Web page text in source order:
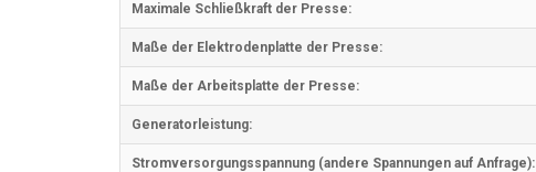
Maximale Schließkraft der Presse:
Maße der Elektrodenplatte der Presse:
Maße der Arbeitsplatte der Presse:
Generatorleistung:
Stromversorgungsspannung (andere Spannungen auf Anfrage):